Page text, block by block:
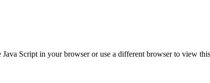
Java Script in your browser or use a different browser to view